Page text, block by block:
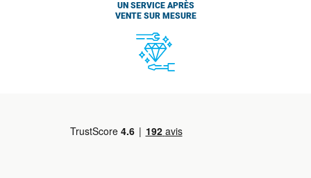
UN SERVICE APRÈS
VENTE SUR MESURE